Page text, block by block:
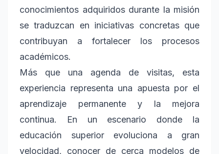
conocimientos adquiridos durante la misión
se traduzcan en iniciativas concretas que
contribuyan a fortalecer los procesos
académicos.
Más que una agenda de visitas, esta
experiencia representa una apuesta por el
aprendizaje permanente y la mejora
continua. En un escenario donde la
educación superior evoluciona a gran
velocidad, conocer de cerca modelos de